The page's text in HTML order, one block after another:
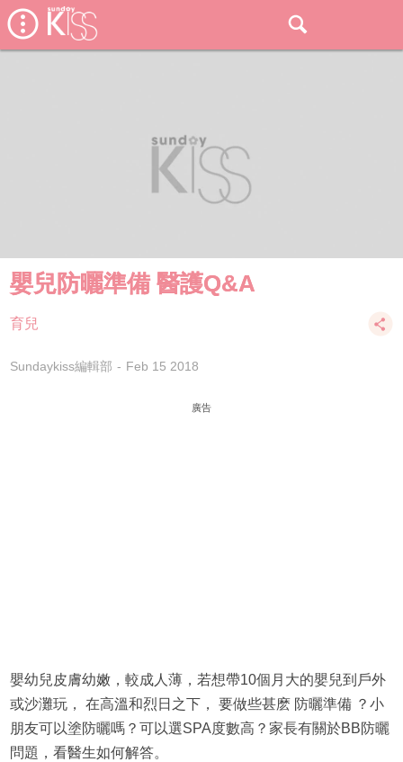
嬰兒防曬準備 醫護Q&A
育兒
Sundaykiss編輯部 Feb 15 2018
廣告
嬰幼兒皮膚幼嫩，較成人薄，若想帶10個月大的嬰兒到戶外
或沙灘玩， 在高溫和烈日之下， 要做些甚麽 防曬準備 ？小
朋友可以塗防曬嗎？可以選SPA度數高？家長有關於BB防曬
問題，看醫生如何解答。